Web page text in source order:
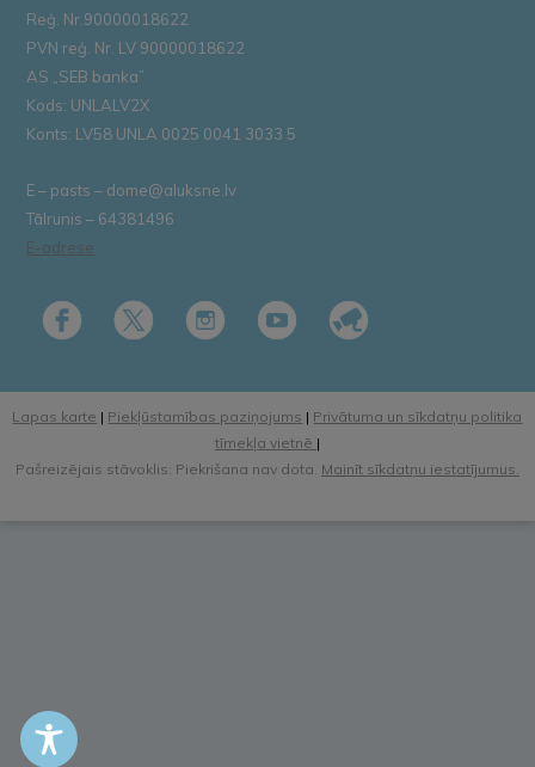
Reģ. Nr.90000018622
PVN reģ. Nr. LV 90000018622
AS „SEB banka”
Kods: UNLALV2X
Konts: LV58 UNLA 0025 0041 3033 5
E – pasts – dome@aluksne.lv
Tālrunis – 64381496
E-adrese
Lapas karte | Piekļūstamības paziņojums | Privātuma un sīkdatņu politika
tīmekļa vietnē |
Pašreizējais stāvoklis: Piekrišana nav dota. Mainīt sīkdatņu iestatījumus.